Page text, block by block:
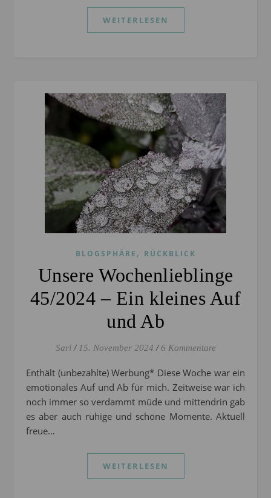
WEITERLESEN
BLOGSPHÄRE , RÜCKBLICK
Unsere Wochenlieblinge
45/2024 – Ein kleines Auf
und Ab
Sari / 15. November 2024 / 6 Kommentare
Enthält (unbezahlte) Werbung* Diese Woche war ein
emotionales Auf und Ab für mich. Zeitweise war ich
noch immer so verdammt müde und mittendrin gab
es aber auch ruhige und schöne Momente. Aktuell
freue…
WEITERLESEN